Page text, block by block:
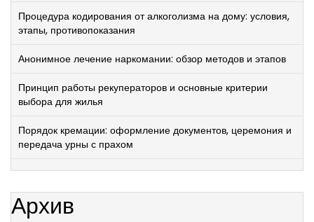
Процедура кодирования от алкоголизма на дому: условия,
этапы, противопоказания
Анонимное лечение наркомании: обзор методов и этапов
Принцип работы рекуператоров и основные критерии
выбора для жилья
Порядок кремации: оформление документов, церемония и
передача урны с прахом
Архив